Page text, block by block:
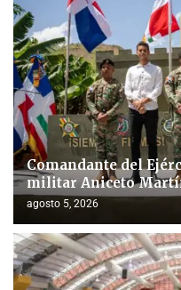
Comandante del
militar Aniceto
agosto 5, 2026